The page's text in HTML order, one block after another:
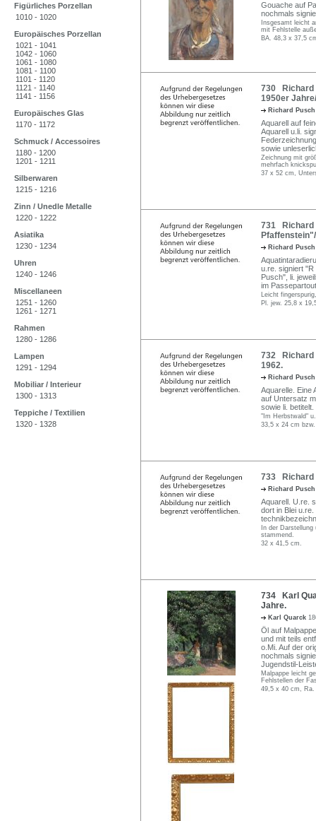
Figürliches Porzellan
1010 - 1020
Europäisches Porzellan
1021 - 1041
1042 - 1060
1061 - 1080
1081 - 1100
1101 - 1120
1121 - 1140
1141 - 1156
Europäisches Glas
1170 - 1172
Schmuck / Accessoires
1180 - 1200
1201 - 1211
Silberwaren
1215 - 1216
Zinn / Unedle Metalle
1220 - 1222
Asiatika
1230 - 1234
Uhren
1240 - 1246
Miscellaneen
1251 - 1260
1261 - 1271
Rahmen
1280 - 1286
Lampen
1291 - 1294
Mobiliar / Interieur
1300 - 1313
Teppiche / Textilien
1320 - 1328
Gouache auf
nochmals
Insgesamt leicht
mit Fehlstelle
BA. 48,3 x 37,5
730 Richard
1950er
Richard
Aquarell auf
Aquarell u.li.
sowie
Zeichnung mit
mehrfach
37 x 52 cm,
731 Richard
Richard
u.re. signiert "R
Pusch", li.
im
Leicht
Pl. jew. 25,8 x
732 Richard
1962.
Richard
Aquarelle. Eine
auf Untersatz
sowie li. betitelt.
"Im Herbstwald"
33,5 x 24 cm
733 Richard
Richard
Aquarell. U.re.
dort in Blei
In der
stammend.
32 x 41,5 cm.
734 Karl
Jahre.
Karl Quarck
Öl auf
und mit teils
o.Mi. Auf der
nochmals
Jugendstil-
Malpappe leicht
Fehlstellen der
49,5 x 40 cm,